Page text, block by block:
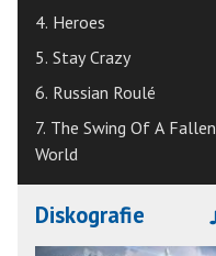
4. Heroes
5. Stay Crazy
6. Russian Roulé
7. The Swing Of A Fallen
World
Diskografie